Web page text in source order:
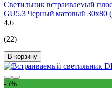
Светильник встраиваемый
GU5.3 Черный матовый 30x80
4.6
(22)
В корзину
-5%